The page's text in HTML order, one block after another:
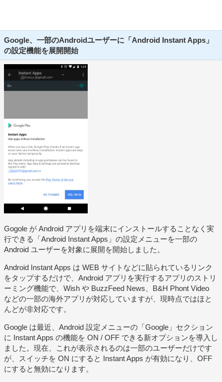
Google、一部のAndroidユーザーに「Android Instant Apps」
の設定機能を展開開始
Gogole が Android アプリを端末にインストールすることなく実
行できる「Android Instant Apps」の設定メニューを一部の
Android ユーザーを対象に展開を開始しました。
Android Instant Apps は WEB サイトなどに貼られているリンク
をタップするだけで、Android アプリを実行するアプリのストリ
ーミング機能で、Wish や BuzzFeed News、B&H Phont Video
などの一部の海外アプリが対応していますが、現時点ではほと
んどが非対応です。
Google は最近、Android 設定メニューの「Google」セクション
に Instant Apps の機能を ON / OFF できる新オプションを導入し
ました。現在、これが表示されるのは一部のユーザーだけです
が、スイッチを ON にすると Instant Apps が有効になり、OFF
にすると無効になります。